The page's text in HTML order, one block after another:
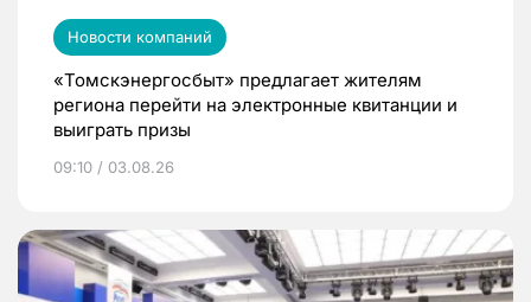
Новости компаний
«Томскэнергосбыт» предлагает жителям
региона перейти на электронные квитанции и
выиграть призы
09:10 / 03.08.26